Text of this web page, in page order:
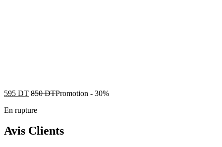
595 DT 850DTPromotion - 30%
En rupture
Avis Clients